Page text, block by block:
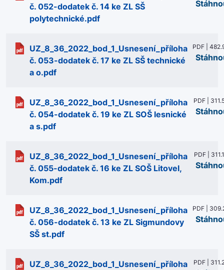
č. 052-dodatek č. 14 ke ZL SŠ
polytechnické.pdf
UZ_8_36_2022_bod_1_Usnesení_příloha
č. 053-dodatek č. 17 ke ZL SŠ technické
a o.pdf
PDF |
UZ_8_36_2022_bod_1_Usnesení_příloha
č. 054-dodatek č. 19 ke ZL SOŠ lesnické
a s.pdf
PDF |
UZ_8_36_2022_bod_1_Usnesení_příloha
č. 055-dodatek č. 16 ke ZL SOŠ Litovel,
Kom.pdf
PDF |
UZ_8_36_2022_bod_1_Usnesení_příloha
č. 056-dodatek č. 13 ke ZL Sigmundovy
SŠ st.pdf
PDF |
UZ_8_36_2022_bod_1_Usnesení_příloha
PDF |